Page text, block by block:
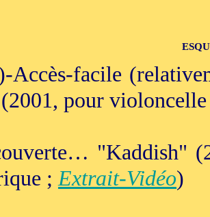
Accès-facile
pour violoncelle
"Kaddish"
; Extrait-Vidéo)